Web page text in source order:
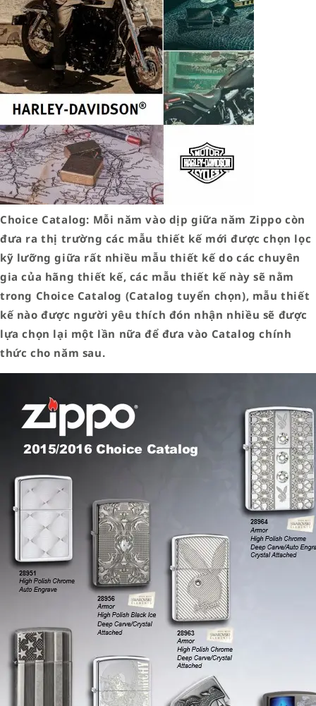
Choice Catalog: Mỗi năm vào dịp giữa năm Zippo còn
đưa ra thị trường các mẫu thiết kế mới được chọn lọc
kỹ lưỡng giữa rất nhiều mẫu thiết kế do các chuyên
gia của hãng thiết kế, các mẫu thiết kế này sẽ nằm
trong Choice Catalog (Catalog tuyển chọn), mẫu thiết
kế nào được người yêu thích đón nhận nhiều sẽ được
lựa chọn lại một lần nữa để đưa vào Catalog chính
thức cho năm sau.